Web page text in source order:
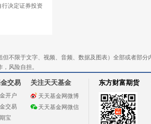
行决定证券投资
不限于文字、视频、音频、数据及图表）全部或者部分
风险自担。
交易
开户
交易
宝
关注天天基金
天天基金网微博
天天基金网微信
东方财富期货